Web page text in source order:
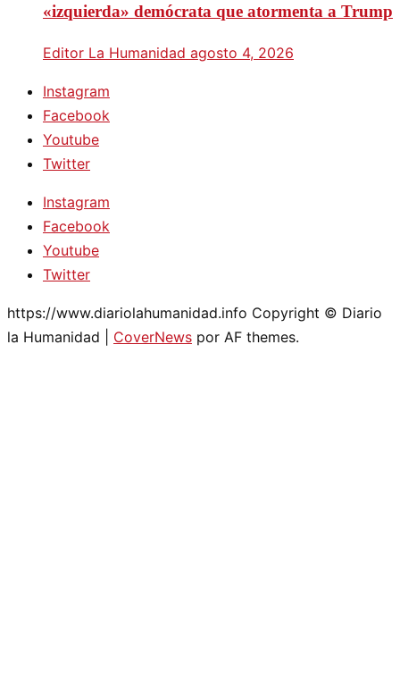
«izquierda» demócrata que atormenta a Trump
Editor La Humanidad agosto 4, 2026
Instagram
Facebook
Youtube
Twitter
Instagram
Facebook
Youtube
Twitter
https://www.diariolahumanidad.info Copyright © Diario
la Humanidad
CoverNews por AF themes.